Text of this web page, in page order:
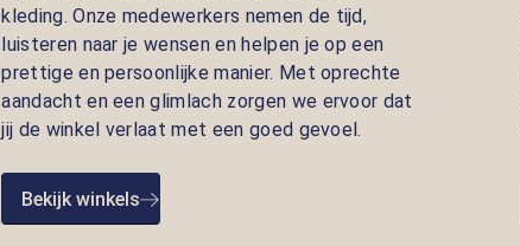
kleding. Onze medewerkers nemen de tijd,
luisteren naar je wensen en helpen je op een
prettige en persoonlijke manier. Met oprechte
aandacht en een glimlach zorgen we ervoor dat
jij de winkel verlaat met een goed gevoel.
Bekijk winkels